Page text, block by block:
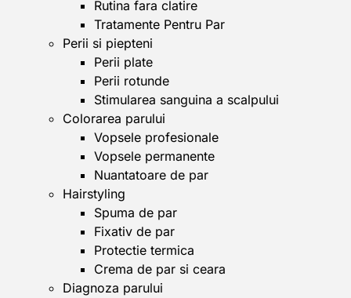
Rutina fara clatire
Tratamente Pentru Par
Perii si piepteni
Perii plate
Perii rotunde
Stimularea sanguina a scalpului
Colorarea parului
Vopsele profesionale
Vopsele permanente
Nuantatoare de par
Hairstyling
Spuma de par
Fixativ de par
Protectie termica
Crema de par si ceara
Diagnoza parului